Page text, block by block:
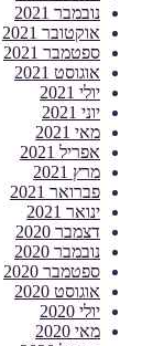
נובמבר 2021
אוקטובר 2021
ספטמבר 2021
אוגוסט 2021
יולי 2021
יוני 2021
מאי 2021
אפריל 2021
מרץ 2021
פברואר 2021
ינואר 2021
דצמבר 2020
נובמבר 2020
ספטמבר 2020
אוגוסט 2020
יולי 2020
מאי 2020